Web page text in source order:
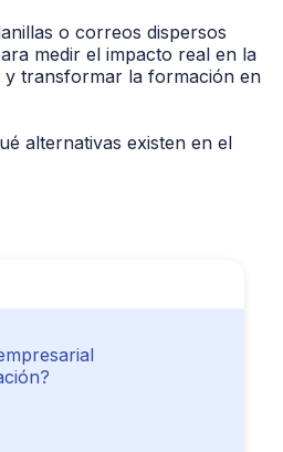
o correos dispersos
medir el impacto real en la
y transformar la formación en
alternativas existen en el